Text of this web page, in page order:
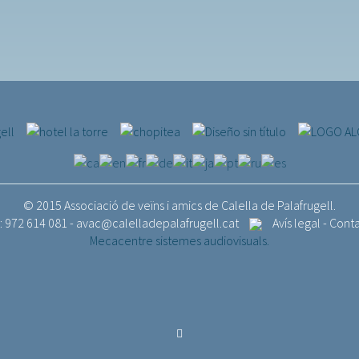
© 2015 Associació de veïns i amics de Calella de Palafrugell.
972 614 081 - avac@calelladepalafrugell.cat Avís legal -
Mecacentre sistemes audiovisuals.